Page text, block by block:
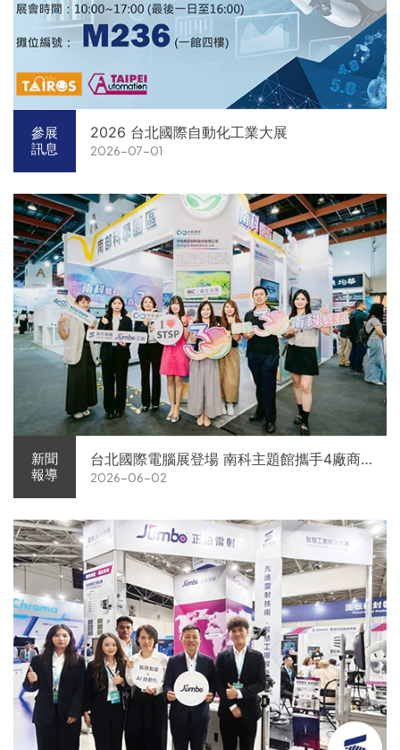
參展
訊息
2026 台北國際自動化工業大展
2026-07-01
新聞
報導
台北國際電腦展登場 南科主題館攜手4廠商
展現AI供應鏈實力
2026-06-02